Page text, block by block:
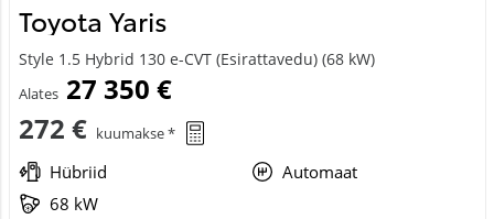
Toyota Yaris
Style 1.5 Hybrid 130 e-CVT (Esirattavedu) (68 kW)
Alates 27 350 €
272 € kuumakse *
Hübriid
Automaat
68 kW